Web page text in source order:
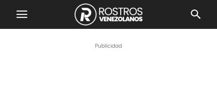
Publicidad